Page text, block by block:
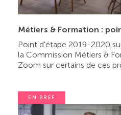
Métiers & Formation :
Point d'étape 2019-2020
la Commission Métiers &
Zoom sur certains de ces
EN BREF